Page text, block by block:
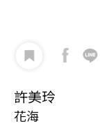
許美玲
花海